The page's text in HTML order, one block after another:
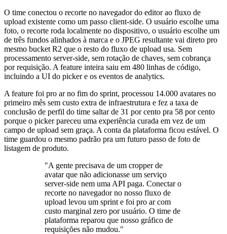
O time conectou o recorte no navegador do editor ao fluxo de
upload existente como um passo client-side. O usuário escolhe uma
foto, o recorte roda localmente no dispositivo, o usuário escolhe um
de três fundos alinhados à marca e o JPEG resultante vai direto pro
mesmo bucket R2 que o resto do fluxo de upload usa. Sem
processamento server-side, sem rotação de chaves, sem cobrança
por requisição. A feature inteira saiu em 480 linhas de código,
incluindo a UI do picker e os eventos de analytics.
A feature foi pro ar no fim do sprint, processou 14.000 avatares no
primeiro mês sem custo extra de infraestrutura e fez a taxa de
conclusão de perfil do time saltar de 31 por cento pra 58 por cento
porque o picker pareceu uma experiência curada em vez de um
campo de upload sem graça. A conta da plataforma ficou estável. O
time guardou o mesmo padrão pra um futuro passo de foto de
listagem de produto.
"A gente precisava de um cropper de
avatar que não adicionasse um serviço
server-side nem uma API paga. Conectar o
recorte no navegador no nosso fluxo de
upload levou um sprint e foi pro ar com
custo marginal zero por usuário. O time de
plataforma reparou que nosso gráfico de
requisições não mudou."